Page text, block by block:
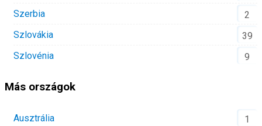
Szerbia
2
Szlovákia
39
Szlovénia
9
Más országok
Ausztrália
1